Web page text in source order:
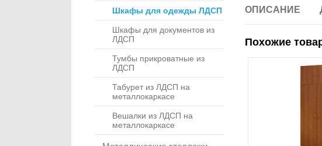
Шкафы для одежды ЛДСП
Шкафы для документов из
ЛДСП
Тумбы прикроватные из
ЛДСП
Табурет из ЛДСП на
металлокаркасе
Вешалки из ЛДСП на
металлокаркасе
ОПИСАНИЕ
Похожие